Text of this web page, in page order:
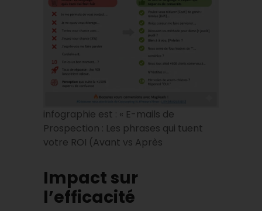
infographie est : « E-mails de
Prospection : Les phrases qui tuent
votre ROI (Avant vs Après
Impact sur
l’efficacité